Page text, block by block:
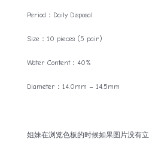
Period：Daily Disposal
Size：10 pieces (5 pair)
Water Content：40%
Diameter：14.0mm – 14.5mm
姐妹在浏览色板的时候如果图片没有